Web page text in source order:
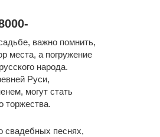
важно помнить,
места, а погружение
народа.
Руси,
могут стать
торжества.
свадебных песнях,